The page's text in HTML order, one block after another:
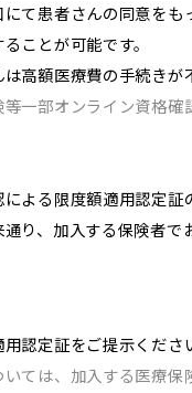
て患者さんの同意をも
ことが可能です。
高額医療費の手続きが
一部オンライン資格確
よる限度額適用認定証
り、加入する保険者で
認定証をご提示くださ
ては、加入する医療保